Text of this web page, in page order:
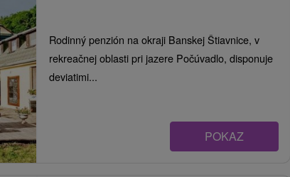
Rodinný penzión na okraji Banskej Štiavnice, v
rekreačnej oblasti pri jazere Počúvadlo, disponuje
deviatimi...
POKAZ